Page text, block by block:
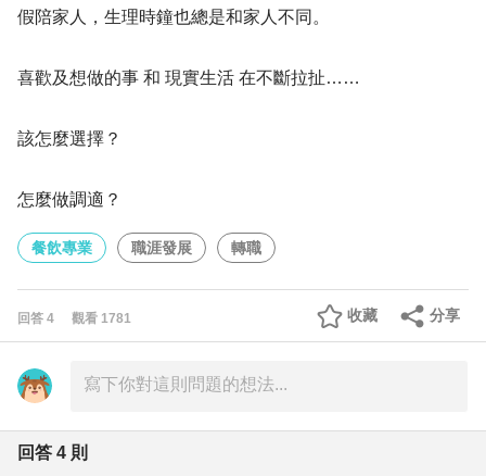
假陪家人，生理時鐘也總是和家人不同。
喜歡及想做的事 和 現實生活 在不斷拉扯……
該怎麼選擇？
怎麼做調適？
餐飲專業 職涯發展 轉職
回答 4 觀看 1781 分享
收藏
回答 4 則